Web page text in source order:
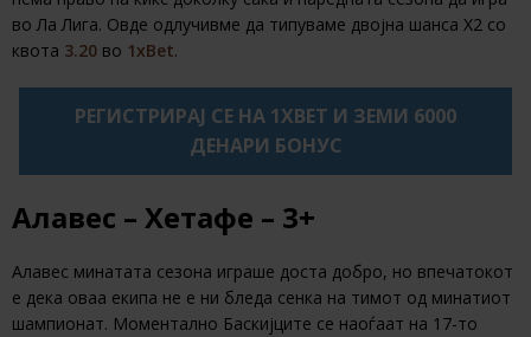
во Ла Лига. Овде одлучивме да типуваме двојна шанса Х2 со
квота 3.20 во 1xBet.
РЕГИСТРИРАЈ СЕ НА 1XBET И ЗЕМИ 6000
ДЕНАРИ БОНУС
Алавес – Хетафе – 3+
Алавес минатата сезона играше доста добро, но впечатокот
е дека оваа екипа не е ни бледа сенка на тимот од минатиот
шампионат. Моментално Баскијците се наоѓаат на 17-то